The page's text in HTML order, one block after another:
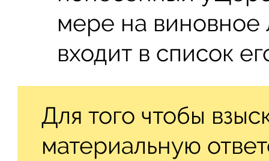
мере на
входит в список
Для того чтобы
материальную